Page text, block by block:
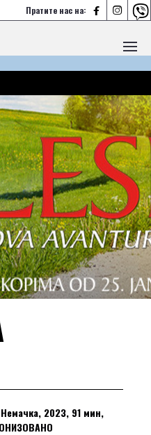
Пратите нас на:   
2023, 91 мин,